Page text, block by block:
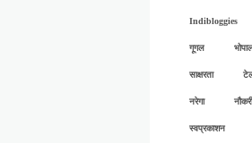
Indibloggies
गूगल
साक्षरता
नरेगा नौकरी
स्वप्रकाशन